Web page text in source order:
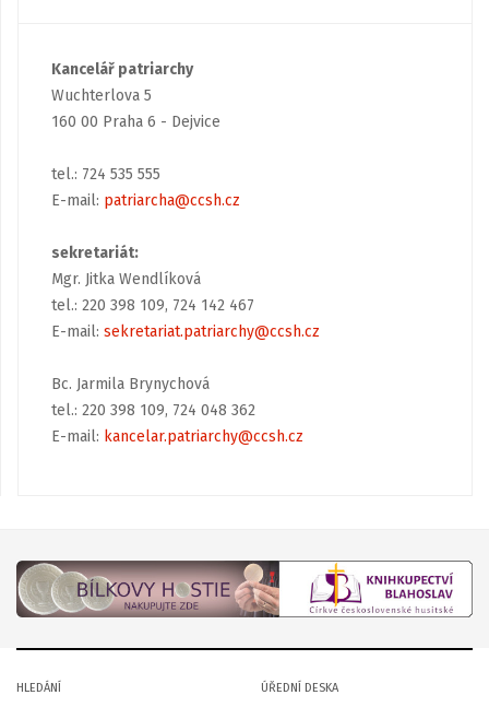
Kancelář patriarchy
Wuchterlova 5
160 00 Praha 6 - Dejvice
tel.: 724 535 555
E-mail: patriarcha@ccsh.cz
sekretariát:
Mgr. Jitka Wendlíková
tel.: 220 398 109, 724 142 467
E-mail: sekretariat.patriarchy@ccsh.cz
Bc. Jarmila Brynychová
tel.: 220 398 109, 724 048 362
E-mail: kancelar.patriarchy@ccsh.cz
HLEDÁNÍ
ÚŘEDNÍ DESKA